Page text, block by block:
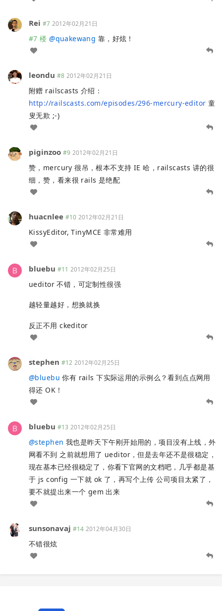
Rei #7 2012年02月21日
#7 楼 @quakewang 靠，好炫！
leondu #8 2012年02月21日
附赠 railscasts 介绍：
http://railscasts.com/episodes/296-mercury-editor 童
叟无欺 ;-)
piginzoo #9 2012年02月21日
赞，mercury 很吊，根本不支持 IE 哈，railscasts 讲的很
细，赞，看来很 rails 是绝配
huacnlee #10 2012年02月21日
KissyEditor, TinyMCE 非常难用
bluebu #11 2012年02月25日
ueditor 不错，可定制性很强
越轻量越好，想换就换
反正不用 ckeditor
stephen #12 2012年02月25日
@bluebu 你有 rails 下实际运用的示例么？看到点点网用
得还 OK！
bluebu #13 2012年02月25日
@stephen 我也是昨天下午刚开始用的，项目没有上线，外
网看不到 之前就想用了 ueditor，但是去年还不是很稳定，
现在基本已经很稳定了，你看下官网的文档吧，几乎都是基
于 js config 一下就 ok 了，再写个上传 公司项目太紧了，
要不就提出来一个 gem 出来
sunsonavaj #14 2012年04月30日
不错很炫